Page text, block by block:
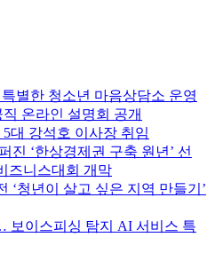
별한 청소년 마음상담소 운영
직 온라인 설명회 공개
대 강석호 이사장 취임
진 ‘한상경제권 구축 원년’ 선
즈니스대회 개막
‘청년이 살고 싶은 지역 만들기’
보이스피싱 탐지 AI 서비스 특